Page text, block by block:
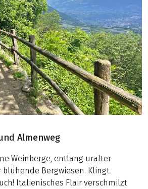
Almenweg
Weinberge, entlang uralter
blühende Bergwiesen. Klingt
Italienisches Flair verschmilzt